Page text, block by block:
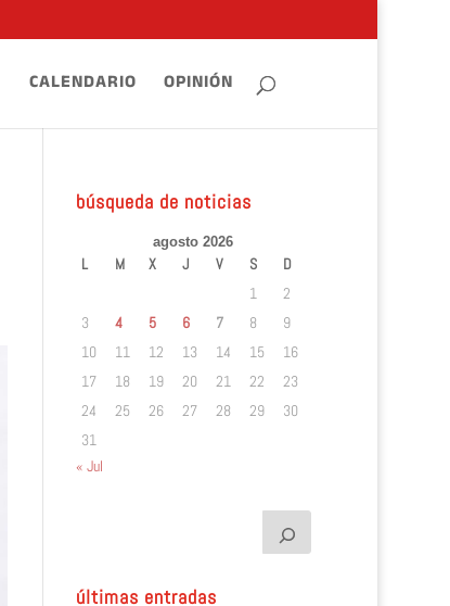
CALENDARIO OPINIÓN
búsqueda de noticias
agosto 2026
L M X J V S
D
1
2
3
4 5 6 7 8
9
10
11 12 13 14 15
16
17
18 19 20 21 22
23
24
25 26 27 28 29
30
31
« Jul
últimas entradas